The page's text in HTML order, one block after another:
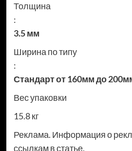
Толщина
:
3.5 мм
Ширина по типу
:
Стандарт от 160мм до
Вес упаковки
15.8 кг
Реклама. Информация о
ссылкам в статье.